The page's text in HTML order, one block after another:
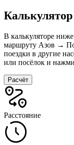
В калькуляторе
маршруту Азов →
поездки в другие
или посёлок и
Расчёт
Расстояние